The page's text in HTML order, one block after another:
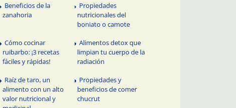
Beneficios de la
zanahoria
Propiedades
nutricionales del
boniato o camote
Cómo cocinar
ruibarbo: ¡3 recetas
fáciles y rápidas!
Alimentos detox que
limpian tu cuerpo de la
radiación
Raíz de taro, un
alimento con un alto
valor nutricional y
Propiedades y
beneficios de comer
chucrut